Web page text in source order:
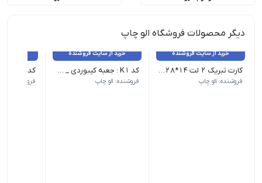
دیگر محصولات فروشگاه الو چاپ
خرید از سایت فروشنده
کارت تبریک 2 لت 14*28 _ 100 عدد
فروشنده: الو چاپ
خرید از سایت فروشنده
کد K1 : جعبه کیبوردی _ 25 عدد
فروشنده: الو چاپ فروشنده: الو